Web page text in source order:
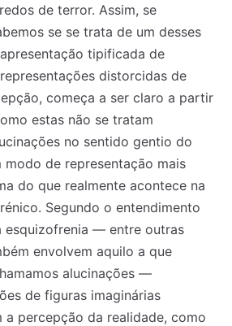
de terror. Assim, se
se se trata de um desses
tipificada de
distorcidas de
começa a ser claro a partir
estas não se tratam
no sentido gentio do
modo de representação mais
do que realmente acontece na
Segundo o entendimento
esquizofrenia — entre outras
envolvem aquilo a que
alucinações —
de figuras imaginárias
percepção da realidade, como